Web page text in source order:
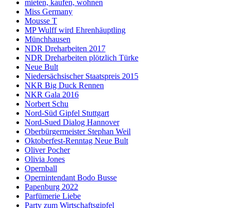
mieten, kaufen, wohnen
Miss Germany
Mousse T
MP Wulff wird Ehrenhäuptling
Münchhausen
NDR Dreharbeiten 2017
NDR Dreharbeiten plötzlich Türke
Neue Bult
Niedersächsischer Staatspreis 2015
NKR Big Duck Rennen
NKR Gala 2016
Norbert Schu
Nord-Süd Gipfel Stuttgart
Nord-Sued Dialog Hannover
Oberbürgermeister Stephan Weil
Oktoberfest-Renntag Neue Bult
Oliver Pocher
Olivia Jones
Opernball
Opernintendant Bodo Busse
Papenburg 2022
Parfümerie Liebe
Party zum Wirtschaftsgipfel